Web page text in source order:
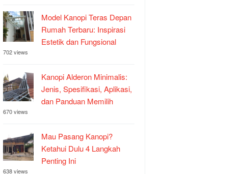
Model Kanopi Teras Depan
Rumah Terbaru: Inspirasi
Estetik dan Fungsional
702 views
Kanopi Alderon Minimalis:
Jenis, Spesifikasi, Aplikasi,
dan Panduan Memilih
670 views
Mau Pasang Kanopi?
Ketahui Dulu 4 Langkah
Penting Ini
638 views